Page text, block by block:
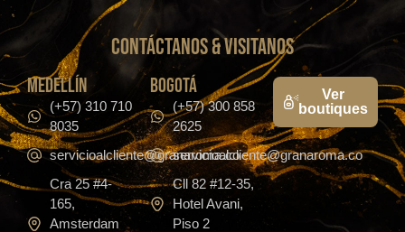
CONTáCTanos & VISITANOS
medellín
(+57) 310 710
8035
servicioalcliente@granaroma.co
Cra 25 #4-
165,
Amsterdam
bogotá
(+57) 300 858
2625
servicioalcliente@granaroma.co
Cll 82 #12-35,
Hotel Avani,
Piso 2
Ver
boutiques